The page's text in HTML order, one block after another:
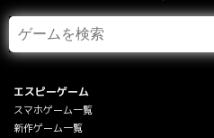
エスピーゲーム
スマホゲーム一覧
新作ゲーム一覧